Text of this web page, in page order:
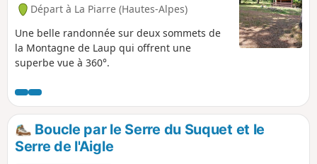
Départ à La Piarre (Hautes-Alpes)
Une belle randonnée sur deux sommets de
la Montagne de Laup qui offrent une
superbe vue à 360°.
Boucle par le Serre du Suquet et le
Serre de l'Aigle